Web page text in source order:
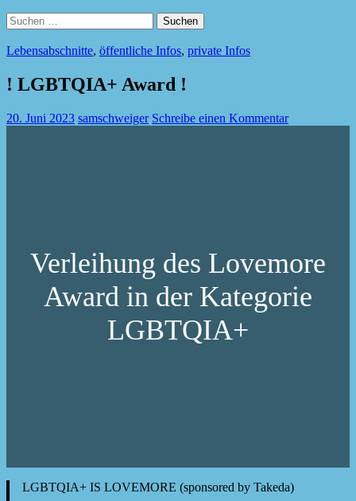
Suchen
nach:
Lebensabschnitte, öffentliche Infos, private Infos
! LGBTQIA+ Award !
20. Juni 2023 samschweiger Schreibe einen Kommentar
Verleihung des Lovemore
Award in der Kategorie
LGBTQIA+
LGBTQIA+ IS LOVEMORE (sponsored by Takeda)